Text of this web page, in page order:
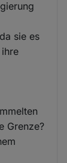
sie es
Grenze?